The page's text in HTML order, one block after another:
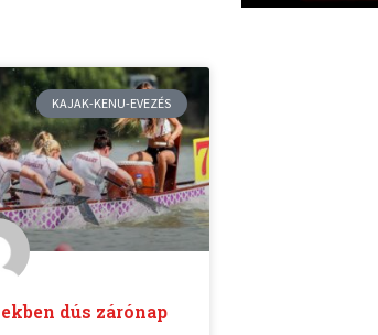
KAJAK-KENU-EVEZÉS
dús zárónap